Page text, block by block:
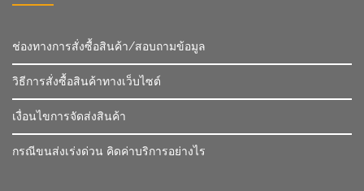
ช่องทางการสั่งซื้อสินค้า/สอบถามข้อมูล
วิธีการสั่งซื้อสินค้าทางเว็บไซต์
เงื่อนไขการจัดส่งสินค้า
กรณีขนส่งเร่งด่วน คิดค่าบริการอย่างไร